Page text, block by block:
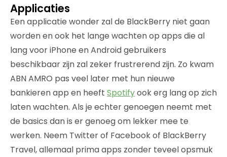
Applicaties
Een applicatie wonder zal de BlackBerry niet gaan
worden en ook het lange wachten op apps die al
lang voor iPhone en Android gebruikers
beschikbaar zijn zal zeker frustrerend zijn. Zo kwam
ABN AMRO pas veel later met hun nieuwe
bankieren app en heeft Spotifyook erg lang op zich
laten wachten. Als je echter genoegen neemt met
de basics dan is er genoeg om lekker mee te
werken. Neem Twitter of Facebook of BlackBerry
Travel, allemaal prima apps zonder teveel opsmuk